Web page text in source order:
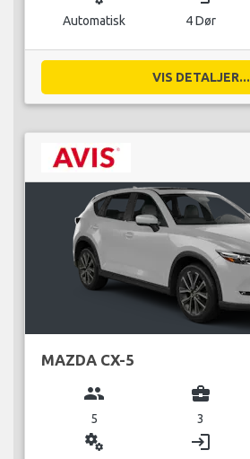
Automatisk 4 Dør
VIS DETALJER...
MAZDA CX-5
group
5
business_center
3
miscellaneous_services login